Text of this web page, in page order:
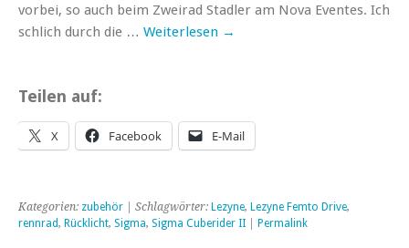
vorbei, so auch beim Zweirad Stadler am Nova Eventes. Ich
schlich durch die … Weiterlesen →
Teilen auf:
X Facebook E-Mail
Kategorien: zubehör | Schlagwörter: Lezyne, Lezyne Femto Drive,
rennrad, Rücklicht, Sigma, Sigma Cuberider II Permalink